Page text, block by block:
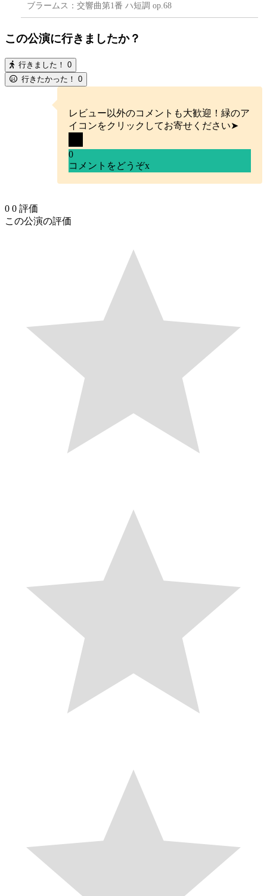
ブラームス：交響曲第1番 ハ短調 op.68
この公演に行きましたか？
行きました！ 0
行きたかった！ 0
レビュー以外のコメントも大歓迎！緑のア
イコンをクリックしてお寄せください➤
0
コメントをどうぞx
0 0 評価
この公演の評価